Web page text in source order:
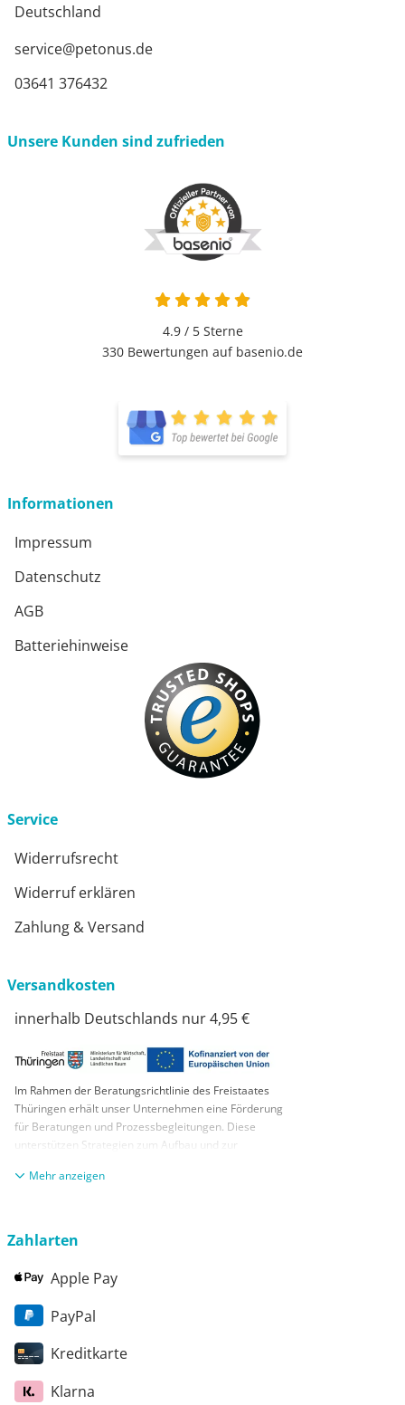
Deutschland
service@petonus.de
03641 376432
Unsere Kunden sind zufrieden
4.9 von 5
4.9 / 5Sterne
330 Bewertungen auf basenio.de
öffnet in neuem Fenster
Informationen
Impressum
Datenschutz
AGB
Batteriehinweise
Service
Widerrufsrecht
Widerruf erklären
Zahlung & Versand
Versandkosten
innerhalb Deutschlands nur 4,95 €
Im Rahmen der Beratungsrichtlinie des Freistaates
Thüringen erhält unser Unternehmen eine Förderung
für Beratungen und Prozessbegleitungen. Diese
unterstützen Strategien zum Aufbau und zur
KMUs. Die daraus resultierenden Ergebnisse und
aus Mitteln des Europäischen Sozialfonds Plus und
anzeigen
Zahlarten
Apple Pay
PayPal
Kreditkarte
Klarna